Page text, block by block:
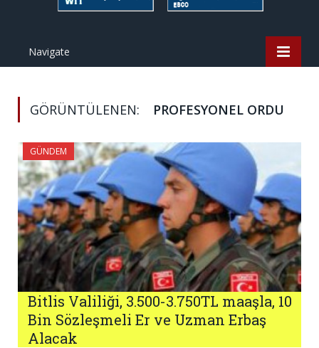
Navigate
GÖRÜNTÜLENEN: PROFESYONEL ORDU
GÜNDEM
Bitlis Valiliği, 3.500-3.750TL maaşla, 10
Bin Sözleşmeli Er ve Uzman Erbaş
Alacak